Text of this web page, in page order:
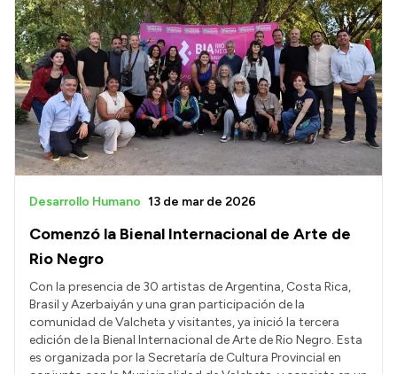
Comenzó la Bienal Internacional de Arte de
Rio Negro
Desarrollo Humano 13 de mar de 2026
Con la presencia de 30 artistas de Argentina, Costa Rica,
Brasil y Azerbaiyán y una gran participación de la
comunidad de Valcheta y visitantes, ya inició la tercera
edición de la Bienal Internacional de Arte de Rio Negro. Esta
es organizada por la Secretaría de Cultura Provincial en